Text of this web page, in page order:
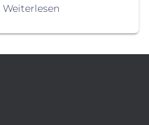
Weiterlesen